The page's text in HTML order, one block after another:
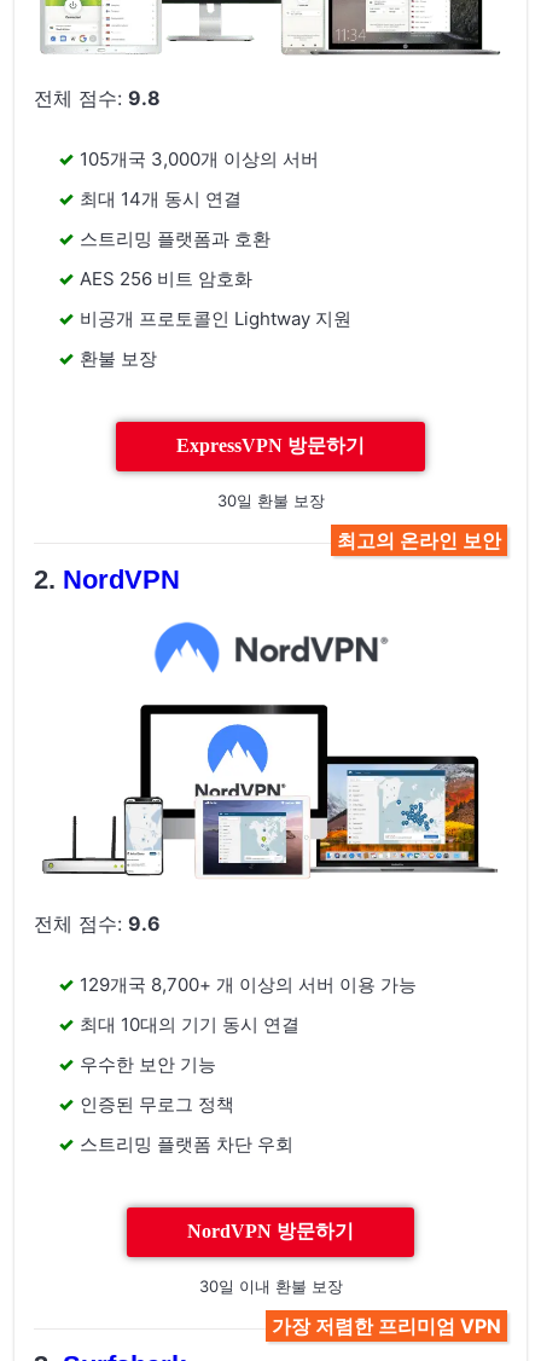
전체 점수:9.8
105개국 3,000개 이상의 서버
최대 14개 동시 연결
스트리밍 플랫폼과 호환
AES 256 비트 암호화
비공개 프로토콜인 Lightway 지원
환불 보장
ExpressVPN 방문하기
30일 환불 보장
최고의 온라인 보안
NordVPN
전체 점수:9.6
129개국 8,700+ 개 이상의 서버 이용 가능
최대 10대의 기기 동시 연결
우수한 보안 기능
인증된 무로그 정책
스트리밍 플랫폼 차단 우회
NordVPN 방문하기
30일 이내 환불 보장
가장 저렴한 프리미엄 VPN